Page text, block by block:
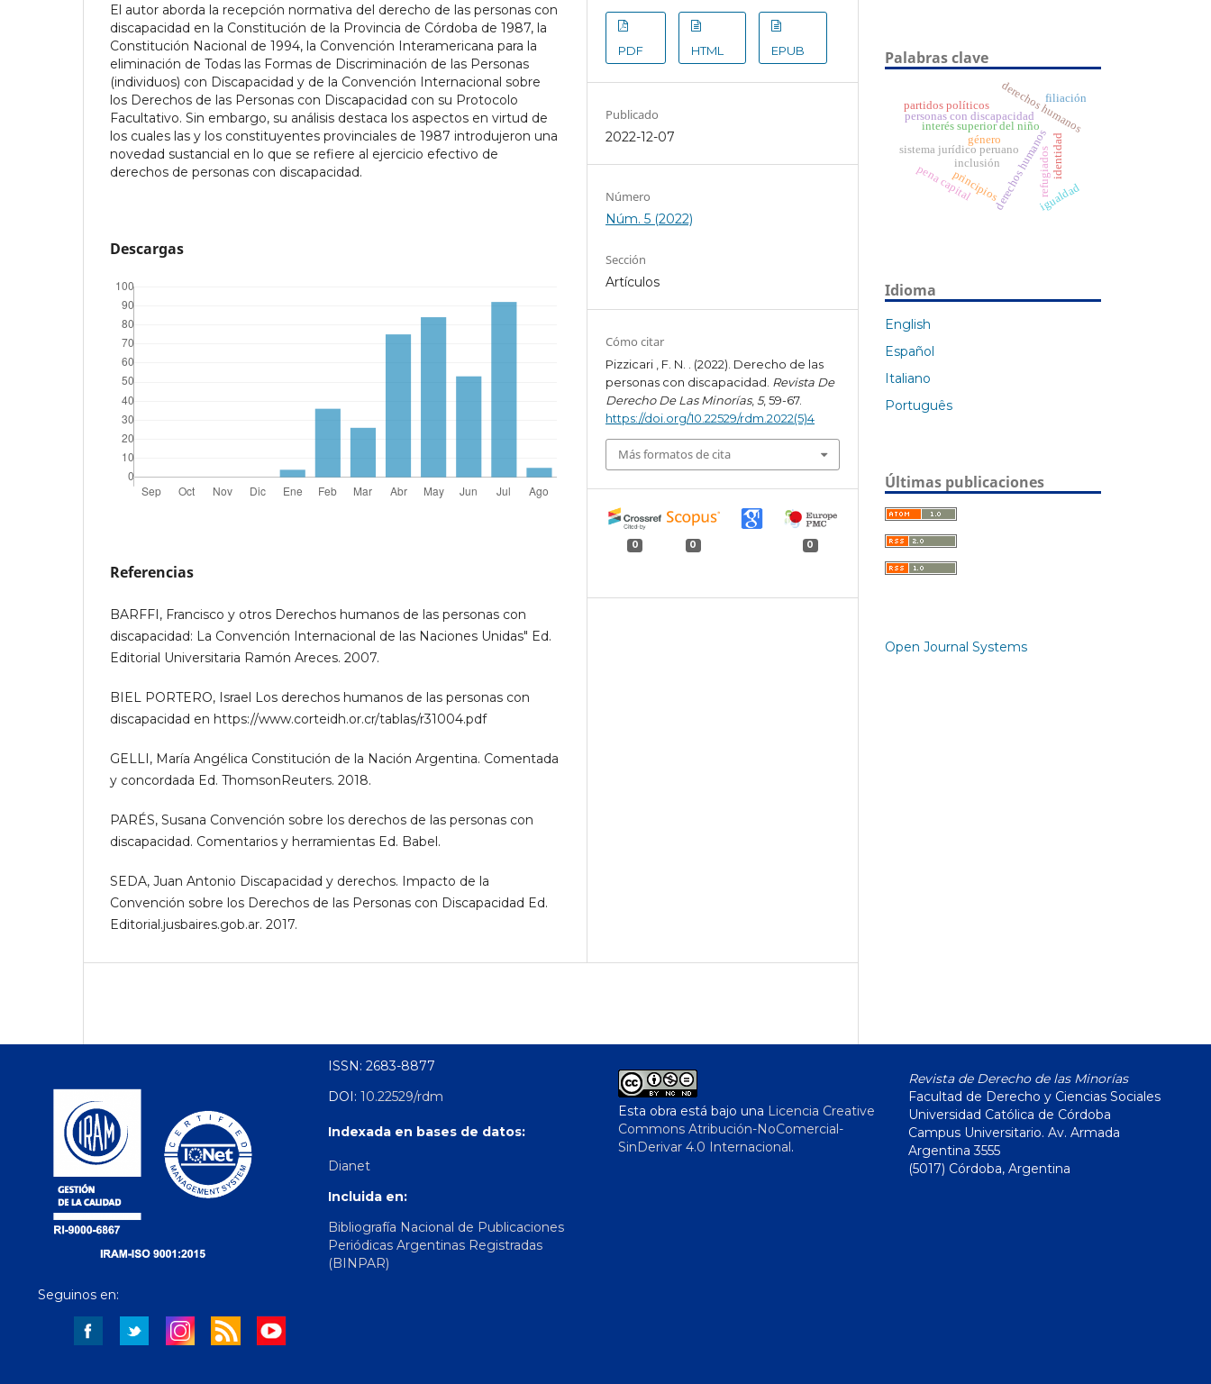
El autor aborda la recepción normativa del derecho de las personas con
discapacidad en la Constitución de la Provincia de Córdoba de 1987, la
Constitución Nacional de 1994, la Convención Interamericana para la
eliminación de Todas las Formas de Discriminación de las Personas
(individuos) con Discapacidad y de la Convención Internacional sobre
los Derechos de las Personas con Discapacidad con su Protocolo
Facultativo. Sin embargo, su análisis destaca los aspectos en virtud de
los cuales las y los constituyentes provinciales de 1987 introdujeron una
novedad sustancial en lo que se refiere al ejercicio efectivo de
derechos de personas con discapacidad.
Descargas
Referencias
BARFFI, Francisco y otros Derechos humanos de las personas con
discapacidad: La Convención Internacional de las Naciones Unidas" Ed.
Editorial Universitaria Ramón Areces. 2007.
BIEL PORTERO, Israel Los derechos humanos de las personas con
discapacidad en https://www.corteidh.or.cr/tablas/r31004.pdf
GELLI, María Angélica Constitución de la Nación Argentina. Comentada
y concordada Ed. ThomsonReuters. 2018.
PARÉS, Susana Convención sobre los derechos de las personas con
discapacidad. Comentarios y herramientas Ed. Babel.
SEDA, Juan Antonio Discapacidad y derechos. Impacto de la
Convención sobre los Derechos de las Personas con Discapacidad Ed.
Editorial.jusbaires.gob.ar. 2017.
PDF HTML EPUB
Publicado
2022-12-07
Número
Núm. 5 (2022)
Sección
Artículos
Cómo citar
Pizzicari , F. N. . (2022). Derecho de las
personas con discapacidad. Revista De
Derecho De Las Minorías,5, 59-67.
https://doi.org/10.22529/rdm.2022(5)4
Más formatos de cita
0 0 0
Palabras clave
derechos humanos
personas con discapacidad
inclusión
sistema jurídico peruano refugiados
derechos humanos
género
principios
interés superior del niño
pena capital
partidos políticos
filiación
identidad
igualdad
Idioma
English
Español
Italiano
Português
Últimas publicaciones
Open Journal Systems
Seguinos en:
ISSN: 2683-8877
DOI: 10.22529/rdm
Indexada en bases de datos:
Dianet
Incluida en:
Bibliografía Nacional de Publicaciones
Periódicas Argentinas Registradas
(BINPAR)
Esta obra está bajo una Licencia Creative
Commons Atribución-NoComercial-
SinDerivar 4.0 Internacional.
Revista de Derecho de las Minorías
Facultad de Derecho y Ciencias Sociales
Universidad Católica de Córdoba
Campus Universitario. Av. Armada
Argentina 3555
(5017) Córdoba, Argentina